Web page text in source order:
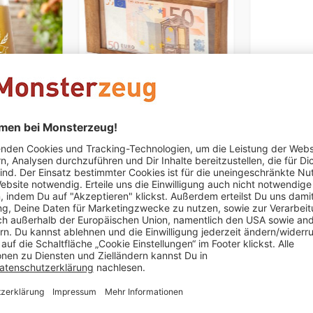
für den
Magische
Geldgeschenkbox
19,95 €
24,95 €